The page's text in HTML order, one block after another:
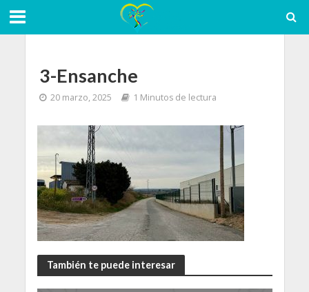
3-Ensanche
20 marzo, 2025 1 Minutos de lectura
También te puede interesar